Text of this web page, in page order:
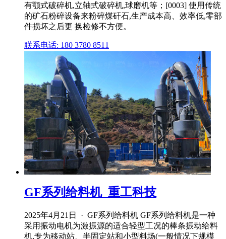
有颚式破碎机,立轴式破碎机,球磨机等；[0003] 使用传统
的矿石粉碎设备来粉碎煤矸石,生产成本高、效率低,零部
件损坏之后更 换检修不方便。
联系电话: 180 3780 8511
GF系列给料机_重工科技
2025年4月21日 · GF系列给料机 GF系列给料机是一种
采用振动电机为激振源的适合轻型工况的棒条振动给料
机,专为移动站、半固定站和小型料场(一般情况下规模